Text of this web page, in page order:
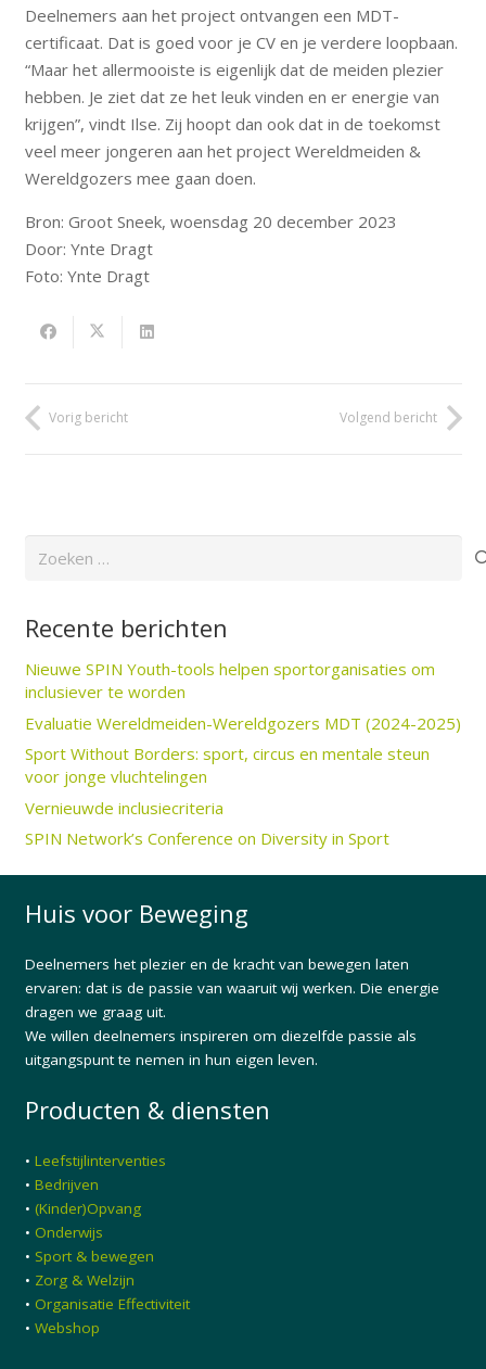
Deelnemers aan het project ontvangen een MDT-
certificaat. Dat is goed voor je CV en je verdere loopbaan.
“Maar het allermooiste is eigenlijk dat de meiden plezier
hebben. Je ziet dat ze het leuk vinden en er energie van
krijgen”, vindt Ilse. Zij hoopt dan ook dat in de toekomst
veel meer jongeren aan het project Wereldmeiden &
Wereldgozers mee gaan doen.
Bron: Groot Sneek, woensdag 20 december 2023
Door: Ynte Dragt
Foto: Ynte Dragt
Vorig bericht Volgend bericht
Zoeken
Recente berichten
Nieuwe SPIN Youth-tools helpen sportorganisaties om
inclusiever te worden
Evaluatie Wereldmeiden-Wereldgozers MDT (2024-2025)
Sport Without Borders: sport, circus en mentale steun
voor jonge vluchtelingen
Vernieuwde inclusiecriteria
SPIN Network’s Conference on Diversity in Sport
Huis voor Beweging
Deelnemers het plezier en de kracht van bewegen laten
ervaren: dat is de passie van waaruit wij werken. Die energie
dragen we graag uit.
We willen deelnemers inspireren om diezelfde passie als
uitgangspunt te nemen in hun eigen leven.
Producten & diensten
• Leefstijlinterventies
• Bedrijven
• (Kinder)Opvang
• Onderwijs
• Sport & bewegen
• Zorg & Welzijn
• Organisatie Effectiviteit
• Webshop